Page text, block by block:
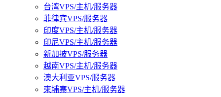
台湾VPS/主机/服务器
菲律宾VPS/服务器
印度VPS/主机/服务器
印尼VPS/主机/服务器
新加披VPS/服务器
越南VPS/主机/服务器
澳大利亚VPS/服务器
柬埔寨VPS/主机/服务器